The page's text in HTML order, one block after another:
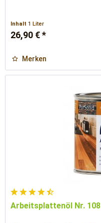
Inhalt1 Liter
26,90 € *
Merken
Arbeitsplattenöl Nr. 108